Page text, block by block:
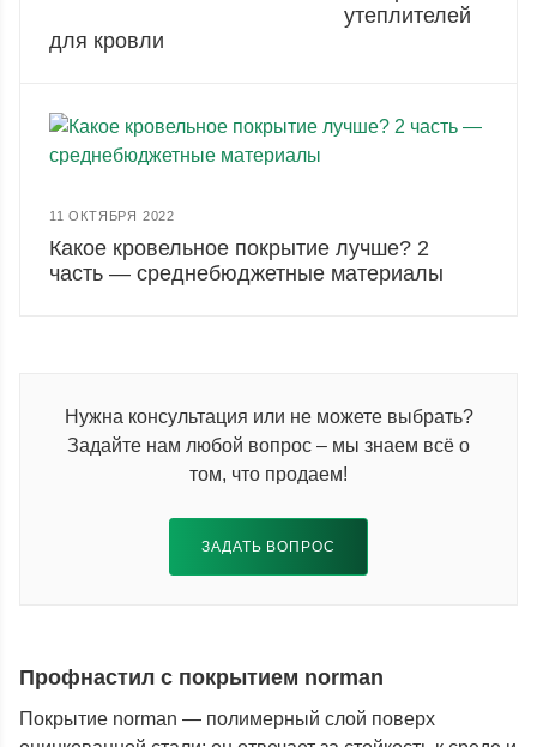
утеплителей
для кровли
11 ОКТЯБРЯ 2022
Какое кровельное покрытие лучше? 2
часть — среднебюджетные материалы
Нужна консультация или не можете выбрать?
Задайте нам любой вопрос – мы знаем всё о
том, что продаем!
ЗАДАТЬ ВОПРОС
Профнастил с покрытием norman
Покрытие norman — полимерный слой поверх